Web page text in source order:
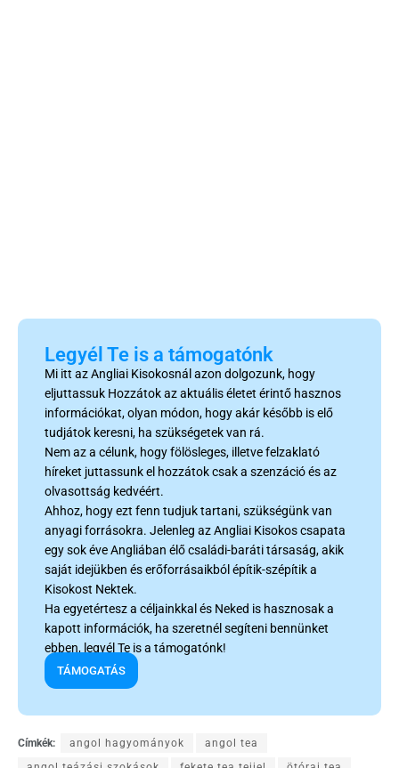
Legyél Te is a támogatónk
Mi itt az Angliai Kisokosnál azon dolgozunk, hogy
eljuttassuk Hozzátok az aktuális életet érintő hasznos
információkat, olyan módon, hogy akár később is elő
tudjátok keresni, ha szükségetek van rá.
Nem az a célunk, hogy fölösleges, illetve felzaklató
híreket juttassunk el hozzátok csak a szenzáció és az
olvasottság kedvéért.
Ahhoz, hogy ezt fenn tudjuk tartani, szükségünk van
anyagi forrásokra. Jelenleg az Angliai Kisokos csapata
egy sok éve Angliában élő családi-baráti társaság, akik
saját idejükben és erőforrásaikból építik-szépítik a
Kisokost Nektek.
Ha egyetértesz a céljainkkal és Neked is hasznosak a
kapott információk, ha szeretnél segíteni bennünket
ebben, legyél Te is a támogatónk!
TÁMOGATÁS
Címkék: angol hagyományok
angol tea